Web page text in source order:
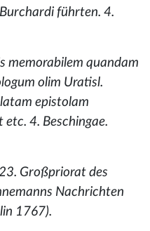
führten. 4.
memorabilem quandam
olim Uratisl.
epistolam
4. Beschingae.
Großpriorat des
Nachrichten
1767).